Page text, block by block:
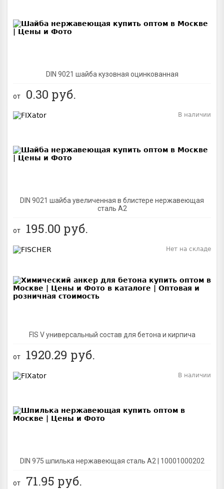
DIN 9021 шайба кузовная оцинкованная
от 0.30 руб.
DIN 9021 шайба увеличенная в блистере нержавеющая
сталь A2
В наличии
от 195.00 руб.
FIS V универсальный состав для бетона и кирпича
Нет на складе
от 1920.29 руб.
DIN 975 шпилька нержавеющая сталь A2 | 10001000202
В наличии
от 71.95 руб.